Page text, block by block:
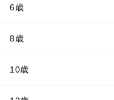
6歳
8歳
10歳